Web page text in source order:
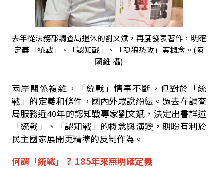
去年從法務部調查局退休的劉文斌，再度發表著作，明確
定義「統戰」、「認知戰」、「孤狼恐攻」等概念。(陳
國維 攝)
兩岸關係複雜，「統戰」情事不斷，但對於「統
戰」的定義和條件，國內外眾說紛紜。過去在調查
局服務近40年的認知戰專家劉文斌，決定出書詳述
「統戰」、「認知戰」的概念與演變，期盼有利於
民主國家展開更精準的反制作為。
何謂「統戰」？ 185年來無明確定義